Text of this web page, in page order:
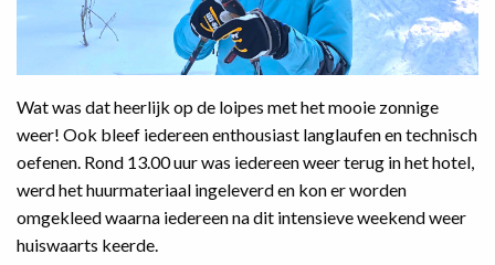
Wat was dat heerlijk op de loipes met het mooie zonnige
weer! Ook bleef iedereen enthousiast langlaufen en technisch
oefenen. Rond 13.00 uur was iedereen weer terug in het hotel,
werd het huurmateriaal ingeleverd en kon er worden
omgekleed waarna iedereen na dit intensieve weekend weer
huiswaarts keerde.